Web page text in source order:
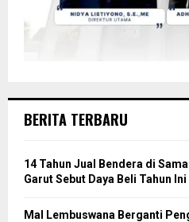
BERITA TERBARU
14 Tahun Jual Bendera di
Garut Sebut Daya Beli Tahun
Mal Lembuswana Berganti